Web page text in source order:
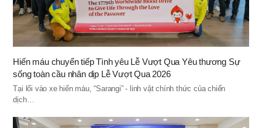
Hiến máu chuyển tiếp Tình yêu Lễ Vượt Qua Yêu thương Sự
sống toàn cầu nhân dịp Lễ Vượt Qua 2026
Tại lối vào xe hiến máu, “Sarangi” - linh vật chính thức của chiến
dịch…